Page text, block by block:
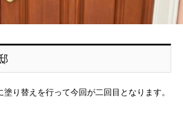
塗り替えを行って今回が二回目となります。